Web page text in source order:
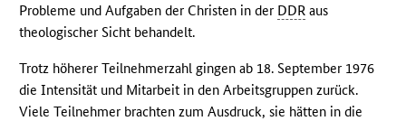
Probleme und Aufgaben der Christen in der DDR aus
theologischer Sicht behandelt.
Trotz höherer Teilnehmerzahl gingen ab 18. September 1976
die Intensität und Mitarbeit in den Arbeitsgruppen zurück.
Viele Teilnehmer brachten zum Ausdruck, sie hätten in die